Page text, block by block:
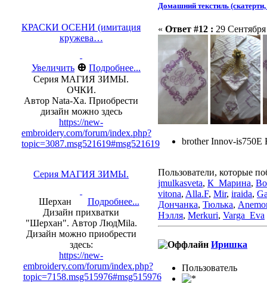
КРАСКИ ОСЕНИ (имитация
кружева…
Увеличить ⊕ Подробнее...
Серия МАГИЯ ЗИМЫ.
ОЧКИ.
Автор Nata-Xa. Приобрести
дизайн можно здесь
https://new-
embroidery.com/forum/index.php?
topic=3087.msg521619#msg521619
Серия МАГИЯ ЗИМЫ.
Подробнее...
Шерхан
Дизайн прихватки
"Шерхан". Автор ЛюдMila.
Дизайн можно приобрести
здесь:
https://new-
embroidery.com/forum/index.php?
topic=7158.msg515976#msg515976
Домашний текстиль
« Ответ #12 : 29
brother Innov-is750E
Пользователи, которые
jmulkasveta, К_Марина,
vitona, Alla.F, Mir, iraida,
Дончанка, Тюлька,
Нэлля, Merkuri, Varga_Eva
Иришка
Пользовaтeль